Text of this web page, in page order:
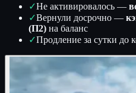
✓Не активировалось —
✓Вернули досрочно —
(П2) на баланс
✓Продление за сутки до